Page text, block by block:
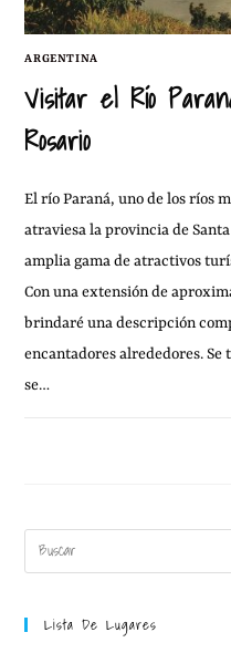
ARGENTINA
Visitar el Río
Rosario
El río Paraná, uno de los ríos
atraviesa la provincia de
amplia gama de atractivos
Con una extensión de
brindaré una descripción
encantadores alrededores.
se…
Lista De Lugares